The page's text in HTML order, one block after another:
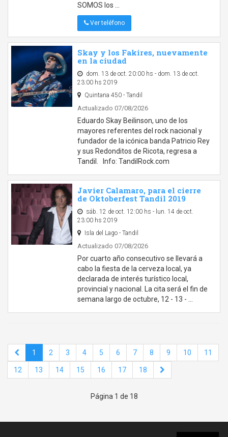
SOMOS los …
Ver teléfono
Skay y los Fakires, nuevamente
en la ciudad
dom. 13 de oct. 20:00 hs - dom. 13 de oct.
23:00 hs 2019
Quintana 450 - Tandil
Actualizado 07/08/2026
Eduardo Skay Beilinson, uno de los
mayores referentes del rock nacional y
fundador de la icónica banda Patricio Rey
y sus Redonditos de Ricota, regresa a
Tandil. Info: TandilRock.com
Javier Calamaro, para el cierre
de Oktoberfest Tandil 2019
sáb. 12 de oct. 12:00 hs - lun. 14 de oct.
23:00 hs 2019
Isla del Lago - Tandil
Actualizado 07/08/2026
Por cuarto año consecutivo se llevará a
cabo la fiesta de la cerveza local, ya
declarada de interés turístico local,
provincial y nacional. La cita será el fin de
semana largo de octubre, 12 - 13 - …
1 2 3 4 5 6 7 8 9 10 11
12 13 14 15 16 17 18
Página 1 de 18